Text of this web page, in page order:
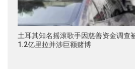
土耳其知名摇滚歌手因慈善资金调查
1.2亿里拉并涉巨额赌博